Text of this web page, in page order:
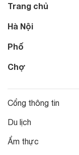
Trang chủ
Hà Nội
Phố
Chợ
Cổng thông tin
Du lịch
Ẩm thực